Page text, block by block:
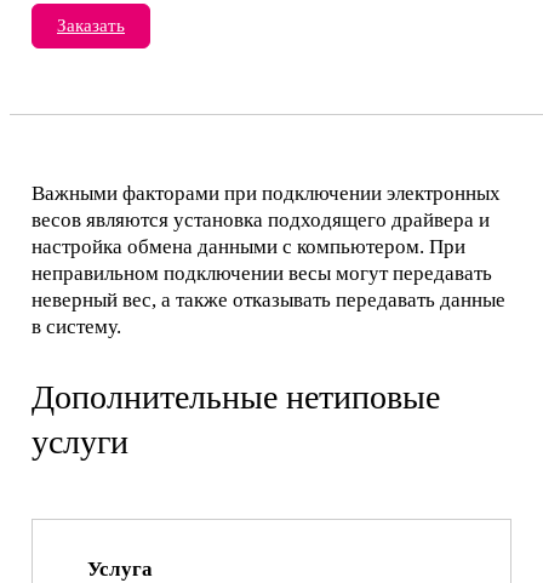
Заказать
Важными факторами при подключении электронных
весов являются установка подходящего драйвера и
настройка обмена данными с компьютером. При
неправильном подключении весы могут передавать
неверный вес, а также отказывать передавать данные
в систему.
Дополнительные нетиповые
услуги
Услуга